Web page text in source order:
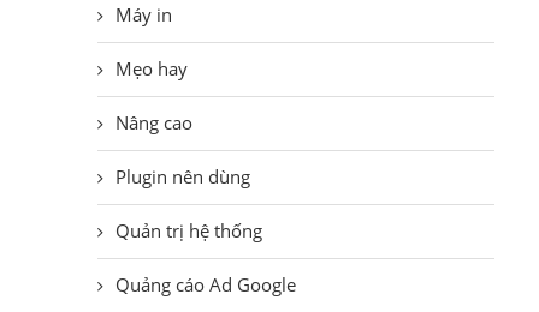
Máy in
Mẹo hay
Nâng cao
Plugin nên dùng
Quản trị hệ thống
Quảng cáo Ad Google